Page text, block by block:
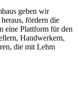
geben wir
fördern die
eine Plattform für den
Handwerkern,
die mit Lehm